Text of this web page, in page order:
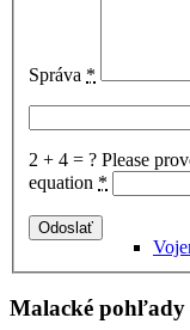
Správa *
2 + 4 = ? Please
equation *
Malacké pohľady